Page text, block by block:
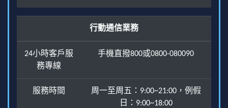
行動通信業務
24小時客戶服
務專線
手機直撥800或0800-080090
服務時間
周一至周五：9:00~21:00，例假
日：9:00~18:00